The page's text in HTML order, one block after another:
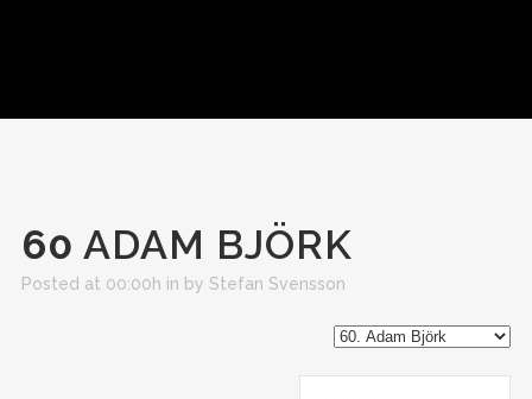
60 ADAM BJÖRK
Posted at 00:00h in by Stefan Svensson